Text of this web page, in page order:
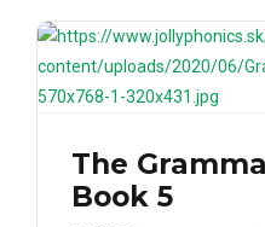
The
Book 5